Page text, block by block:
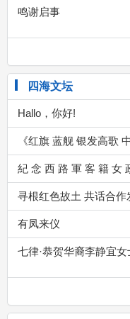
四海文坛